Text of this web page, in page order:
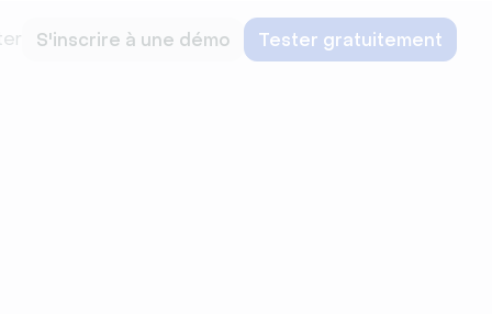
S'inscrire à une démo Tester gratuitement